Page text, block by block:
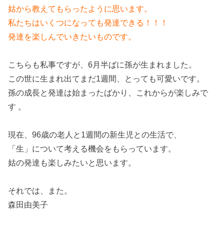
姑から教えてもらったように思います。
私たちはいくつになっても発達できる！！！
発達を楽しんでいきたいものです。
こちらも私事ですが、6月半ばに孫が生まれました。
この世に生まれ出てまだ1週間、とっても可愛いです。
孫の成長と発達は始まったばかり、これからが楽しみで
す 。
現在、96歳の老人と1週間の新生児との生活で、
「生」について考える機会をもらっています。
姑の発達も楽しみたいと思います。
それでは、また。
森田由美子